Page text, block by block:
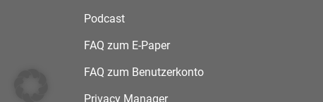
Podcast
FAQ zum E-Paper
FAQ zum Benutzerkonto
Privacy Manager